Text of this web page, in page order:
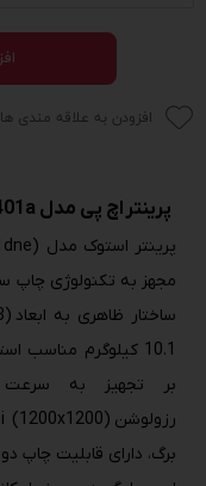
افزودن به علاقه مندی ها
پرینتر اچ پی مدل M401a
مجهز به تکنولوژی چاپ
10.1 کیلوگرم
برگ، دارای قابلیت چاپ